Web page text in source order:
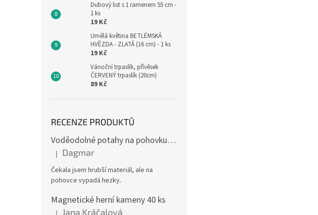
Dubový list s 1 ramenem 55 cm -
1 ks
19 Kč
Umělá květina BETLÉMSKÁ
HVĚZDA - ZLATÁ (16 cm) - 1 ks
19 Kč
Vánoční trpaslík, přívěsek
ČERVENÝ trpaslík (20cm)
89 Kč
RECENZE PRODUKTŮ
Voděodolné potahy na pohovku se vzorem
Hodnocení produktu je 4 z 5 hvězdiček.
| Dagmar
Čekala jsem hrubší materiál, ale na
pohovce vypadá hezky.
Magnetické herní kameny 40 ks
Jana Kráčalová